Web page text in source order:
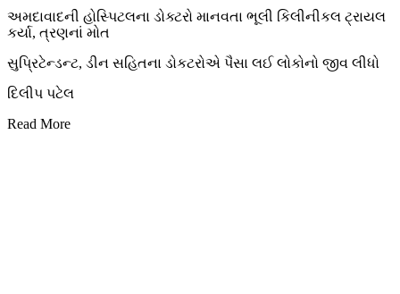
Share
અમદાવાદની હોસ્પિટલના ડોક્ટરો માનવતા ભૂલી કિલીનીકલ ટ્રાયલ
કર્યા, ત્રણનાં મોત
સુપ્રિટેન્ડન્ટ, ડીન સહિતના ડોકટરોએ પૈસા લઈ લોકોનો જીવ લીધો
દિલીપ પટેલ
Read More